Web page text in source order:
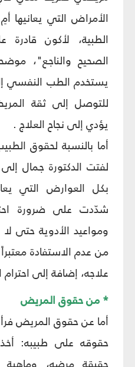
الأمراض التي يعانيها
الطبية، لأكون قادرة
الصحيح والناجع"،
يستخدم الطب النفسي
للتوصل إلى ثقة
يؤدي إلى نجاح العلاج .
أما بالنسبة لحقوق
لفتت الدكتورة جمال
بكل العوارض التي
شدّدت على ضرورة
ومواعيد الأدوية حتى
من عدم الاستفادة
علاجه، إضافة إلى احترام
* من حقوق المريض
أما عن حقوق المريض
حقوقه على طبيبه: